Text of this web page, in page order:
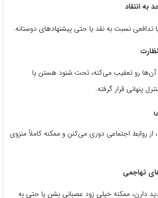
انتقاد
نسبت به نقد یا حتی پیشنهادهای دوستانه.
رو تعقیب می‌کنه، تحت شنود هستن یا
پنهانی قرار گرفته.
از روابط اجتماعی دوری می‌کنن و ممکنه کاملاً منزوی
تهاجمی
دارن، ممکنه خیلی زود عصبانی بشن یا حتی به